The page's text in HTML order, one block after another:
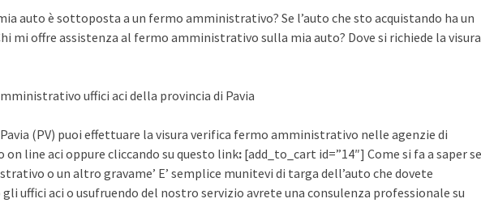
auto è sottoposta a un fermo amministrativo? Se l’auto che sto acquistando ha un
mi offre assistenza al fermo amministrativo sulla mia auto? Dove si richiede la visura
uffici aci della provincia di Pavia
(PV) puoi effettuare la visura verifica fermo amministrativo nelle agenzie di
line aci oppure cliccando su questo link: [add_to_cart id=”14″] Come si fa a saper se
o un altro gravame’ E’ semplice munitevi di targa dell’auto che dovete
uffici aci o usufruendo del nostro servizio avrete una consulenza professionale su